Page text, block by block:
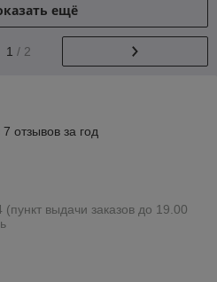
ещё
1 / 2
отзывов за год
выдачи заказов до 19.00